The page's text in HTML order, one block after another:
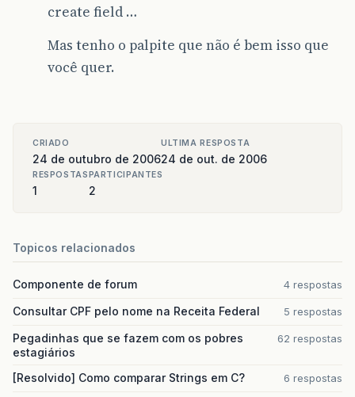
create field …
Mas tenho o palpite que não é bem isso que
você quer.
CRIADO
24 de outubro de 2006
ULTIMA RESPOSTA
24 de out. de 2006
RESPOSTAS
1
PARTICIPANTES
2
Topicos relacionados
Componente de forum 4 respostas
Consultar CPF pelo nome na Receita Federal 5 respostas
Pegadinhas que se fazem com os pobres
estagiários
62 respostas
[Resolvido] Como comparar Strings em C? 6 respostas